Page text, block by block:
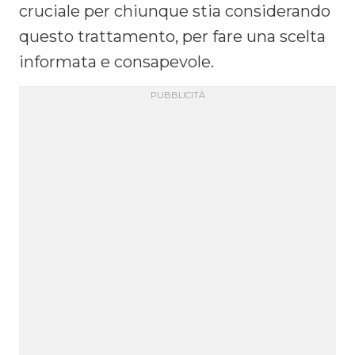
cruciale per chiunque stia considerando
questo trattamento, per fare una scelta
informata e consapevole.